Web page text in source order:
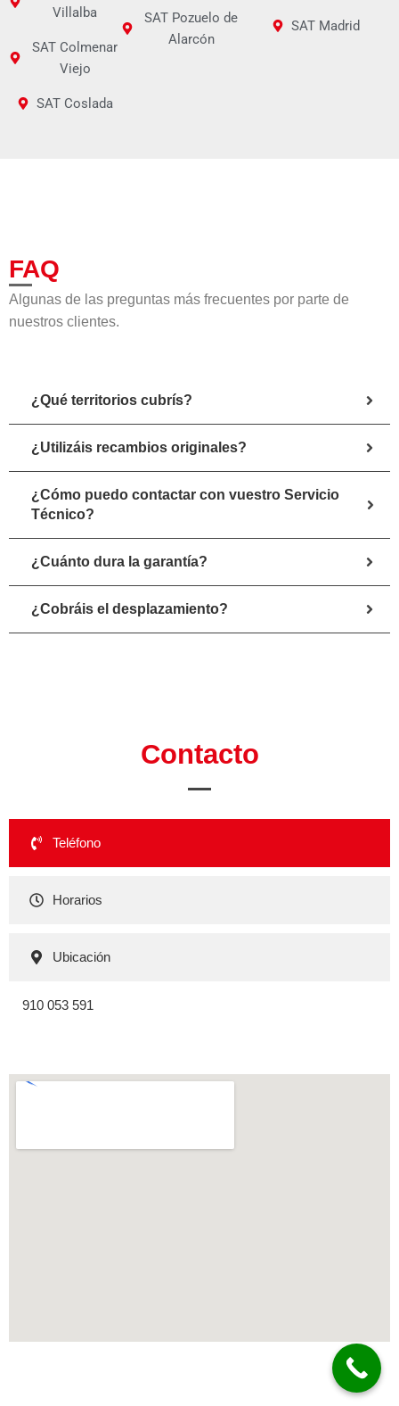
Villalba
SAT Colmenar
Viejo
SAT Coslada
SAT Pozuelo de
Alarcón
SAT Madrid
FAQ
Algunas de las preguntas más frecuentes por parte de
nuestros clientes.
¿Qué territorios cubrís?
¿Utilizáis recambios originales?
¿Cómo puedo contactar con vuestro Servicio
Técnico?
¿Cuánto dura la garantía?
¿Cobráis el desplazamiento?
Contacto
Teléfono
Horarios
Ubicación
910 053 591